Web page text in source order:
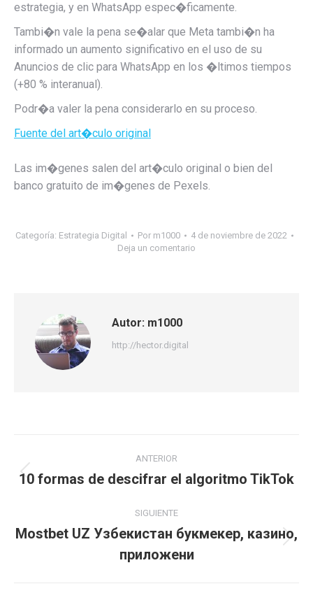
estrategia, y en WhatsApp espec�ficamente.
Tambi�n vale la pena se�alar que Meta tambi�n ha
informado un aumento significativo en el uso de su
Anuncios de clic para WhatsApp en los �ltimos tiempos
(+80 % interanual).
Podr�a valer la pena considerarlo en su proceso.
Fuente del art�culo original
Las im�genes salen del art�culo original o bien del
banco gratuito de im�genes de Pexels.
Categoría: Estrategia Digital Por m1000
4 de noviembre de 2022
Deja un comentario
Autor: m1000
http://hector.digital
Navegación
entre
publicaciones
ANTERIOR
Publicación
10 formas de descifrar el algoritmo TikTok
SIGUIENTE
Publicación
siguiente:
Mostbet UZ Узбекистан букмекер, казино,
приложени